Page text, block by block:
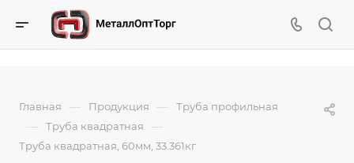
Главная — Продукция — Труба профильная
— Труба квадратная —
Труба квадратная, 60мм, 33.361кг